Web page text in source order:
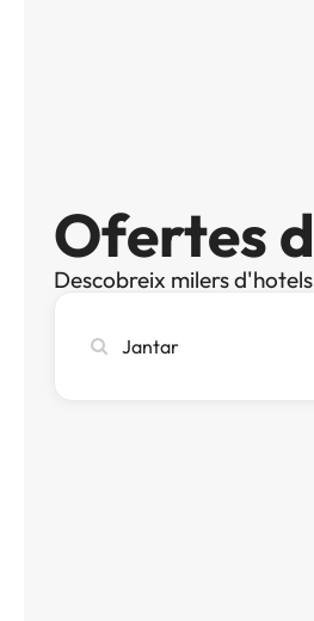
Ofertes
Descobreix milers
ciutat,